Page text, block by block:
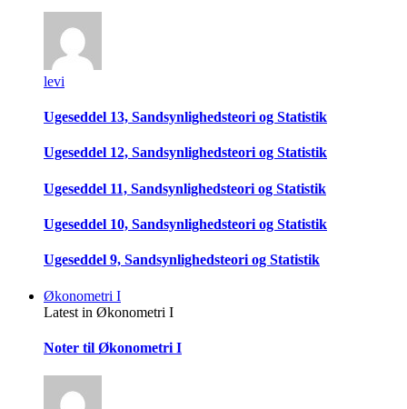
levi
Ugeseddel 13, Sandsynlighedsteori og Statistik
Ugeseddel 12, Sandsynlighedsteori og Statistik
Ugeseddel 11, Sandsynlighedsteori og Statistik
Ugeseddel 10, Sandsynlighedsteori og Statistik
Ugeseddel 9, Sandsynlighedsteori og Statistik
Økonometri I
Latest in Økonometri I
Noter til Økonometri I